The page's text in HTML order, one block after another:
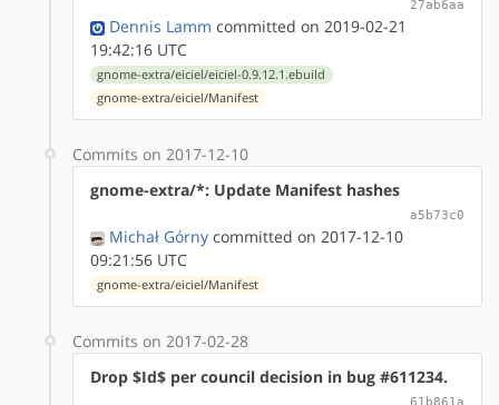
27ab6aa
Dennis Lamm committed on 2019-02-21
19:42:16 UTC
gnome-extra/eiciel/eiciel-0.9.12.1.ebuild
gnome-extra/eiciel/Manifest
Commits on 2017-12-10
gnome-extra/*: Update Manifest hashes
a5b73c0
Michał Górny committed on 2017-12-10
09:21:56 UTC
gnome-extra/eiciel/Manifest
Commits on 2017-02-28
Drop $Id$ per council decision in bug #611234.
61b861a